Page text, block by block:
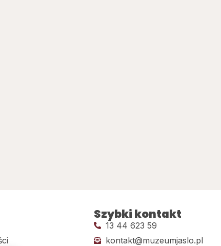
Szybki kontakt
13 44 623 59
kontakt@muzeumjaslo.pl